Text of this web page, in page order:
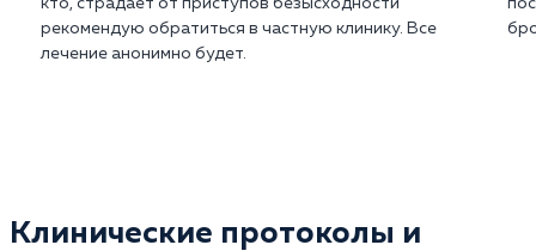
кто, страдает от приступов безысходности
рекомендую обратиться в частную клинику. Все
лечение анонимно будет.
Клинические протоколы и